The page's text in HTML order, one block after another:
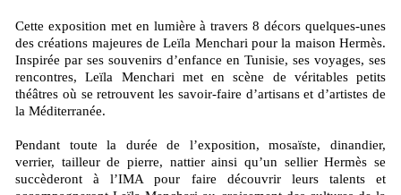
Cette exposition met en lumière à travers 8 décors quelques-unes
des créations majeures de Leïla Menchari pour la maison Hermès.
Inspirée par ses souvenirs d’enfance en Tunisie, ses voyages, ses
rencontres, Leïla Menchari met en scène de véritables petits
théâtres où se retrouvent les savoir-faire d’artisans et d’artistes de
la Méditerranée.
Pendant toute la durée de l’exposition, mosaïste, dinandier,
verrier, tailleur de pierre, nattier ainsi qu’un sellier Hermès se
succèderont à l’IMA pour faire découvrir leurs talents et